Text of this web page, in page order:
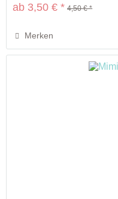
ab 3,50 € * 4,50 € *
Merken